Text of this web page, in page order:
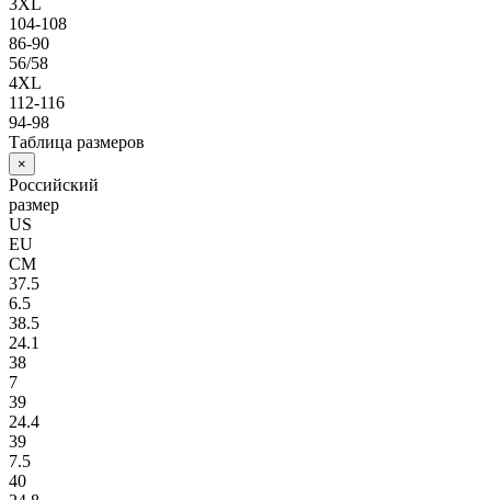
104-108
86-90
56/58
4XL
112-116
94-98
Таблица размеров
×
Российский
размер
US
EU
СМ
37.5
6.5
38.5
24.1
38
7
39
24.4
39
7.5
40